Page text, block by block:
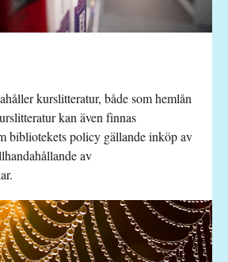
kurslitteratur, både som hemlån
kan även finnas
bibliotekets policy gällande inköp av
av